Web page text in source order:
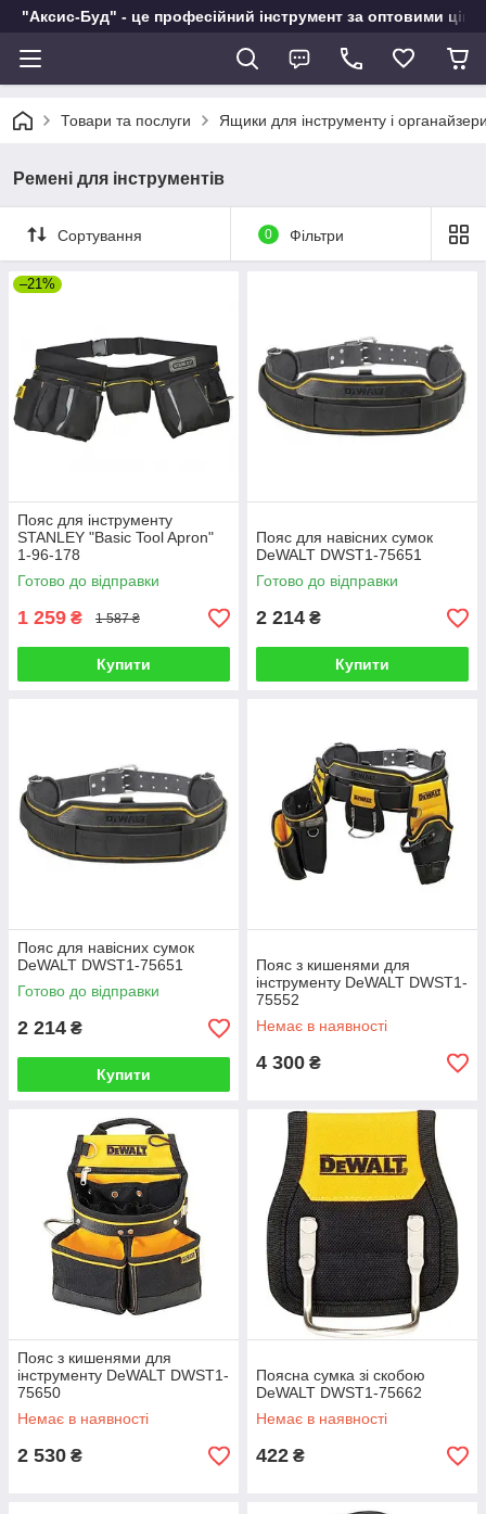
"Аксис-Буд" - це професійний інструмент за оптовими
Товари та послуги Ящики для інструменту і
Ремені для інструментів
Сортування 0 Фільтри
–21%
Пояс для інструменту
STANLEY "Basic Tool Apron"
1-96-178
Готово до відправки
1 259 ₴ 1 587 ₴
Купити
Пояс для навісних сумок
DeWALT DWST1-75651
Готово до відправки
2 214 ₴
Купити
Пояс для навісних сумок
DeWALT DWST1-75651
Готово до відправки
2 214 ₴
Купити
Пояс з кишенями для
інструменту DeWALT DWST1-
75552
Немає в наявності
4 300 ₴
Пояс з кишенями для
інструменту DeWALT DWST1-
75650
Немає в наявності
2 530 ₴
Поясна сумка зі скобою
DeWALT DWST1-75662
Немає в наявності
422 ₴